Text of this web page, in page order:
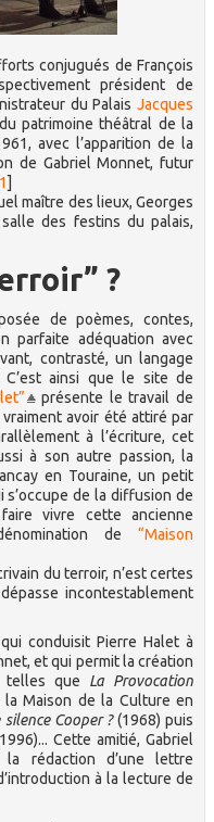
conjugués de François
président de
du PalaisJacques
patrimoine théâtral de la
avec l’apparition de la
de Gabriel Monnet, futur
1]
maître des lieux, Georges
des festins du palais,
?
de poèmes, contes,
parfaite adéquation avec
contrasté, un langage
ainsi que le site de
présente le travail de
vraiment avoir été attiré par
à l’écriture, cet
à son autre passion, la
en Touraine, un petit
s’occupe de la diffusion de
vivre cette ancienne
de “Maison
du terroir, n’est certes
incontestablement
conduisit Pierre Halet à
et qui permit la création
telles que La Provocation
la Maison de la Culture en
silence Cooper ?(1968) puis
Cette amitié, Gabriel
rédaction d’une lettre
à la lecture de